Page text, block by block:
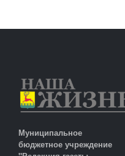
Муниципальное
бюджетное учреждение